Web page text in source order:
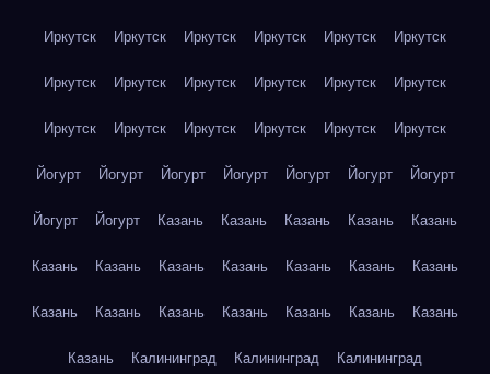
Иркутск Иркутск Иркутск Иркутск Иркутск Иркутск
Иркутск Иркутск Иркутск Иркутск Иркутск Иркутск
Иркутск Иркутск Иркутск Иркутск Иркутск Иркутск
Йогурт Йогурт Йогурт Йогурт Йогурт Йогурт Йогурт
Йогурт Йогурт Казань Казань Казань Казань Казань
Казань Казань Казань Казань Казань Казань Казань
Казань Казань Казань Казань Казань Казань Казань
Казань Калининград Калининград Калининград